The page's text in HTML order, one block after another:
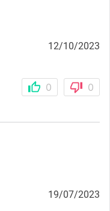
12/10/2023
0 0
19/07/2023